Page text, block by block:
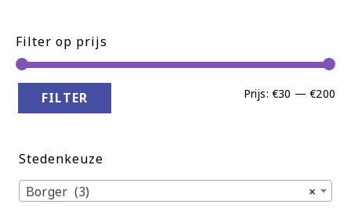
Filter op prijs
FILTER Prijs: €30 —€200
Stedenkeuze
×
Borger (3)